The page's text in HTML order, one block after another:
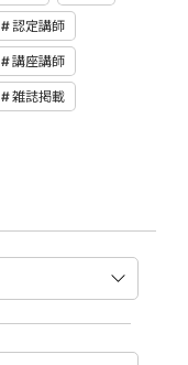
認定講師
講座講師
雑誌掲載